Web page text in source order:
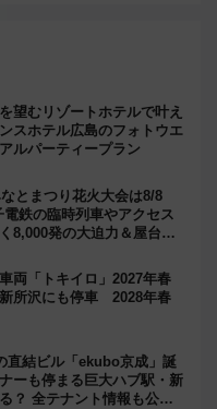
望むリゾートホテルで叶え
スホテル広島のフォトウエ
ルパーティープラン
なとまつり花火大会は8/8
鉄の臨時列車やアクセス
8,000発の大迫力＆屋台を
両「トキイロ」2027年春
所沢にも停車 2028年春
直結ビル「ekubo京成」誕
ーも停まる巨大ハブ駅・新
？ 全テナント情報も公